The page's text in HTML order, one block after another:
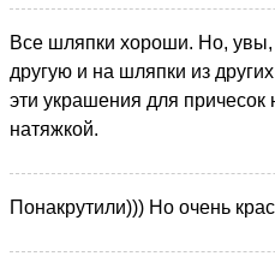
Все шляпки хороши. Но,
другую и на шляпки из
эти украшения для
натяжкой.
Понакрутили))) Но очень